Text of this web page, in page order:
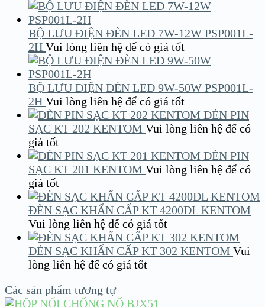
BỘ LƯU ĐIỆN ĐÈN LED 7W-12W PSP001L-
2H Vui lòng liên hệ để có giá tốt
BỘ LƯU ĐIỆN ĐÈN LED 9W-50W PSP001L-
2H Vui lòng liên hệ để có giá tốt
ĐÈN PIN
SẠC KT 202 KENTOM Vui lòng liên hệ để có
giá tốt
ĐÈN PIN
SẠC KT 201 KENTOM Vui lòng liên hệ để có
giá tốt
ĐÈN SẠC KHẨN CẤP KT 4200DL KENTOM
Vui lòng liên hệ để có giá tốt
ĐÈN SẠC KHẨN CẤP KT 302 KENTOM Vui
lòng liên hệ để có giá tốt
Các sản phẩm tương tự